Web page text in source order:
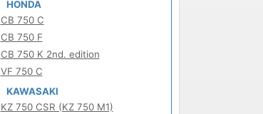
HONDA
CB 750 C
CB 750 F
CB 750 K 2nd. edition
VF 750 C
KAWASAKI
KZ 750 CSR (KZ 750 M1)